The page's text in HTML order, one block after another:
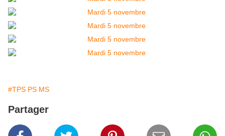
#TPS PS MS
Partager